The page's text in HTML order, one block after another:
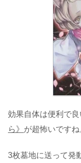
効果自体は便利で
ら》 が超怖いですね
3枚墓地に送って発